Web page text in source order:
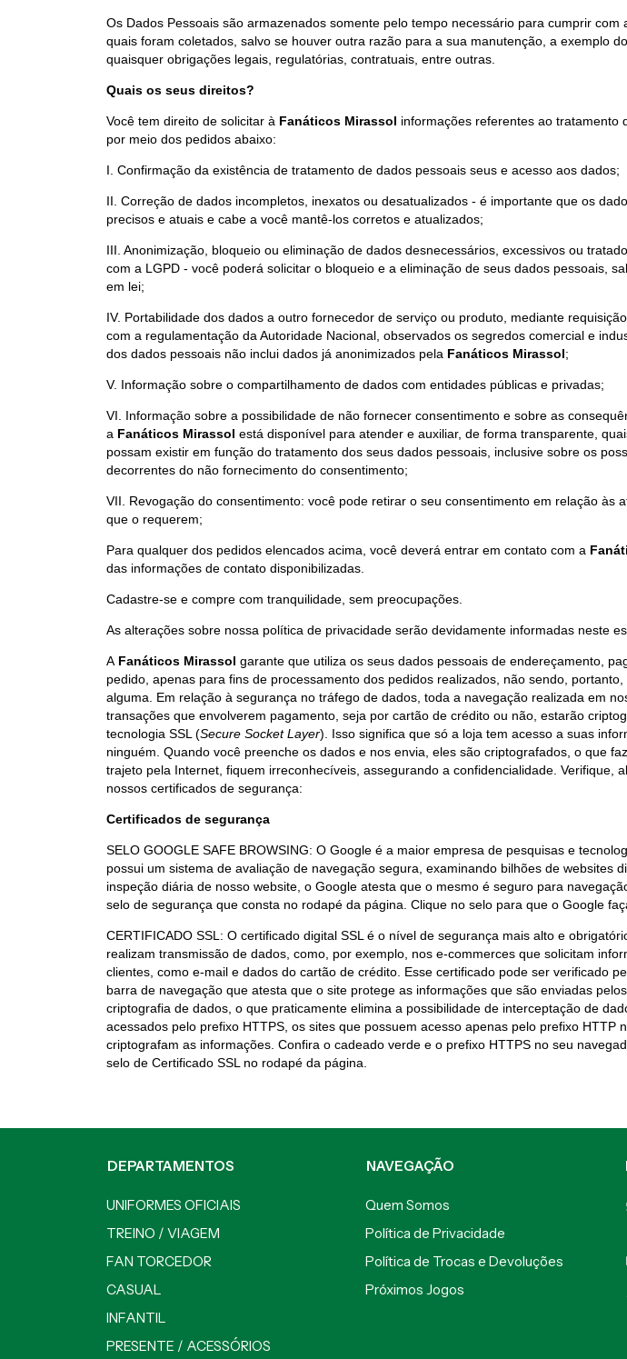
Os Dados Pessoais são armazenados somente pelo tempo necessário para cumprir com
quais foram coletados, salvo se houver outra razão para a sua manutenção, a exemplo
quaisquer obrigações legais, regulatórias, contratuais, entre outras.
Quais os seus direitos?
Você tem direito de solicitar à Fanáticos Mirassol informações referentes ao tratamento
por meio dos pedidos abaixo:
I. Confirmação da existência de tratamento de dados pessoais seus e acesso aos dados;
II. Correção de dados incompletos, inexatos ou desatualizados - é importante que os
precisos e atuais e cabe a você mantê-los corretos e atualizados;
III. Anonimização, bloqueio ou eliminação de dados desnecessários, excessivos ou
com a LGPD - você poderá solicitar o bloqueio e a eliminação de seus dados pessoais,
em lei;
IV. Portabilidade dos dados a outro fornecedor de serviço ou produto, mediante
com a regulamentação da Autoridade Nacional, observados os segredos comercial e
dos dados pessoais não inclui dados já anonimizados pela Fanáticos Mirassol;
V. Informação sobre o compartilhamento de dados com entidades públicas e privadas;
VI. Informação sobre a possibilidade de não fornecer consentimento e sobre as
a Fanáticos Mirassol está disponível para atender e auxiliar, de forma transparente,
possam existir em função do tratamento dos seus dados pessoais, inclusive sobre os
decorrentes do não fornecimento do consentimento;
VII. Revogação do consentimento: você pode retirar o seu consentimento em relação às
que o requerem;
Para qualquer dos pedidos elencados acima, você deverá entrar em contato com a
das informações de contato disponibilizadas.
Cadastre-se e compre com tranquilidade, sem preocupações.
As alterações sobre nossa política de privacidade serão devidamente informadas neste
A Fanáticos Mirassol garante que utiliza os seus dados pessoais de endereçamento,
pedido, apenas para fins de processamento dos pedidos realizados, não sendo,
alguma. Em relação à segurança no tráfego de dados, toda a navegação realizada em
transações que envolverem pagamento, seja por cartão de crédito ou não, estarão
tecnologia SSL (Secure Socket Layer). Isso significa que só a loja tem acesso a suas
ninguém. Quando você preenche os dados e nos envia, eles são criptografados, o que
trajeto pela Internet, fiquem irreconhecíveis, assegurando a confidencialidade. Verifique,
nossos certificados de segurança:
Certificados de segurança
SELO GOOGLE SAFE BROWSING: O Google é a maior empresa de pesquisas e
possui um sistema de avaliação de navegação segura, examinando bilhões de websites
inspeção diária de nosso website, o Google atesta que o mesmo é seguro para
selo de segurança que consta no rodapé da página. Clique no selo para que o Google
CERTIFICADO SSL: O certificado digital SSL é o nível de segurança mais alto e
realizam transmissão de dados, como, por exemplo, nos e-commerces que solicitam
clientes, como e-mail e dados do cartão de crédito. Esse certificado pode ser verificado
barra de navegação que atesta que o site protege as informações que são enviadas
criptografia de dados, o que praticamente elimina a possibilidade de interceptação de
acessados pelo prefixo HTTPS, os sites que possuem acesso apenas pelo prefixo HTTP
criptografam as informações. Confira o cadeado verde e o prefixo HTTPS no seu
selo de Certificado SSL no rodapé da página.
DEPARTAMENTOS
UNIFORMES OFICIAIS
TREINO / VIAGEM
FAN TORCEDOR
CASUAL
INFANTIL
PRESENTE / ACESSÓRIOS
NAVEGAÇÃO
Quem Somos
Política de Privacidade
Política de Trocas e Devoluções
Próximos Jogos